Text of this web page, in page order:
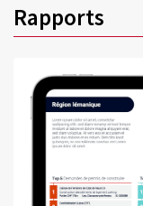
Rapports